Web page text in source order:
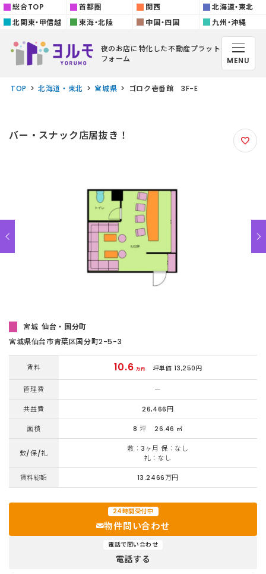
総合TOP 首都圏 関西
北海道・東北
北関東・甲信越
東海・北陸 中国・四国 九州・沖縄
夜のお店に特化した不動産プラット
フォーム
MENU
TOP 北海道・東北 宮城県 ゴロク壱番館 3F-E
バー・スナック店居抜き！
宮城 仙台・国分町
宮城県仙台市青葉区国分町2-5-3
賃料 10.6 万円 坪単価 13,250円
管理費 ー
共益費 26,466円
面積 8 坪 26.46 ㎡
敷/保/礼
敷：3ヶ月 保：なし
礼：なし
賃料総額 13.2466万円
24時間受付中
物件問い合わせ
電話で問い合わせ
電話する